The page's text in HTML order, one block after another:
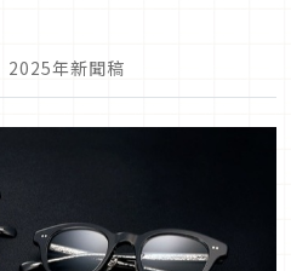
2025年新聞稿